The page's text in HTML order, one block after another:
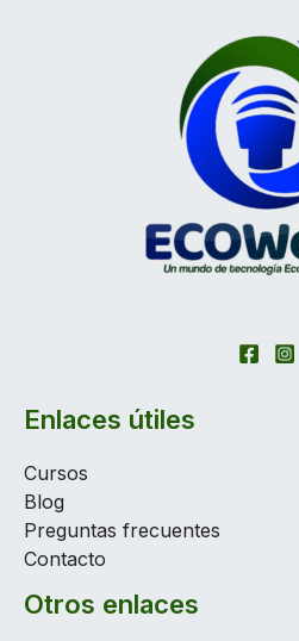
Enlaces útiles
Cursos
Blog
Preguntas frecuentes
Contacto
Otros enlaces